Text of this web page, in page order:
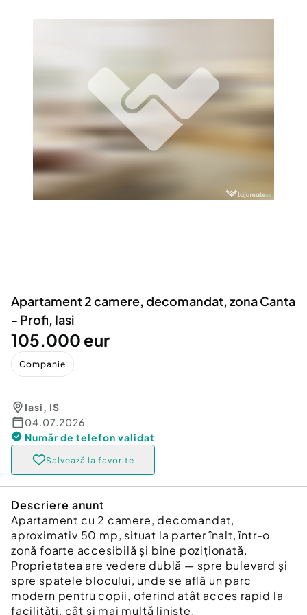
Servicii
Inchiriere Bunuri si Vehicule
Apartament 2 camere, decomandat, zona Canta
- Profi, Iasi
105.000 eur
Companie
Iasi, IS
04.07.2026
Număr de telefon validat
Salvează la favorite
Descriere anunt
Apartament cu 2 camere, decomandat,
aproximativ 50 mp, situat la parter înalt, într-o
zonă foarte accesibilă și bine poziționată.
Proprietatea are vedere dublă — spre bulevard și
spre spatele blocului, unde se află un parc
modern pentru copii, oferind atât acces rapid la
facilități, cât și mai multă liniște.